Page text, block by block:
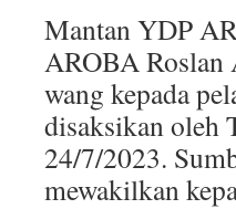
Mantan YDP
AROBA Roslan
wang kepada
disaksikan oleh
24/7/2023.
mewakilkan